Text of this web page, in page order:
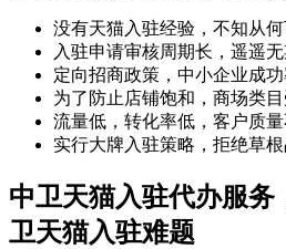
没有天猫入驻经验，不知从何
入驻申请审核周期长，遥遥无
定向招商政策，中小企业成功
为了防止店铺饱和，商场类目
流量低，转化率低，客户质量
实行大牌入驻策略，拒绝草根
中卫天猫入驻代办服务
卫天猫入驻难题